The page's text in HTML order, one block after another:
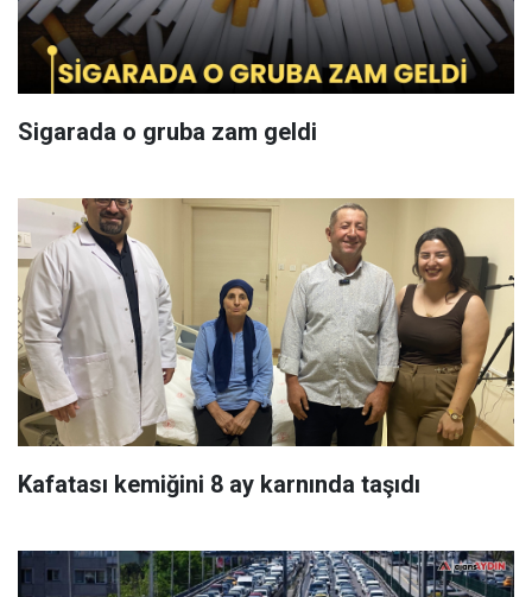
Sigarada o gruba zam geldi
Kafatası kemiğini 8 ay karnında taşıdı